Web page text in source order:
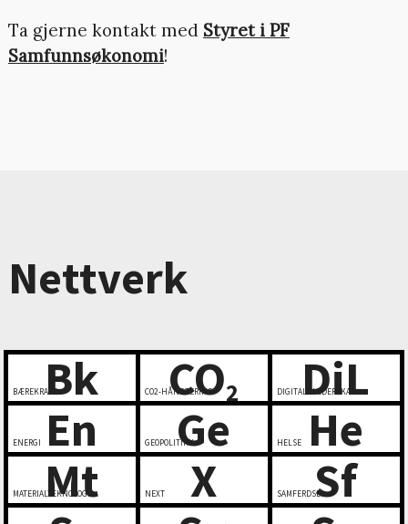
Ta gjerne kontakt med Styret i PF
Samfunnsøkonomi!
Nettverk
Bk
BÆREKRAFT CO2
CO2-HÅNDTERING DiL
DIGITALT LEDERSKAP
En
ENERGI Ge
GEOPOLITIKK He
HELSE
Mt
MATERIALTEKNOLOGI X
NEXT Sf
SAMFERDSEL